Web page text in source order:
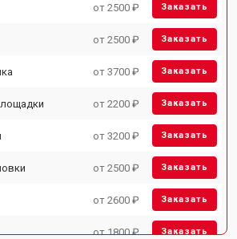
от 2500 ₽ Заказать
от 2500 ₽ Заказать
от 3700 ₽ Заказать
от 2200 ₽ Заказать
от 3200 ₽ Заказать
от 2500 ₽ Заказать
от 2600 ₽ Заказать
от 1800 ₽ Заказать